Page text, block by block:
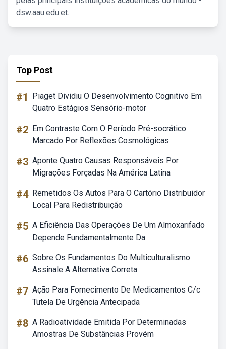
dsw.aau.edu.et.
Top Post
#1
Piaget Dividiu O Desenvolvimento Cognitivo Em
Quatro Estágios Sensório-motor
#2 Em Contraste Com O Período Pré-socrático
Marcado Por Reflexões Cosmológicas
#3 Aponte Quatro Causas Responsáveis Por
Migrações Forçadas Na América Latina
#4 Remetidos Os Autos Para O Cartório Distribuidor
Local Para Redistribuição
#5 A Eficiência Das Operações De Um Almoxarifado
Depende Fundamentalmente Da
#6 Sobre Os Fundamentos Do Multiculturalismo
Assinale A Alternativa Correta
#7 Ação Para Fornecimento De Medicamentos C/c
Tutela De Urgência Antecipada
#8 A Radioatividade Emitida Por Determinadas
Amostras De Substâncias Provém